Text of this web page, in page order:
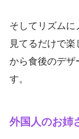
そしてリズムに
見てるだけで
から食後のデザ
す。
外国人のお姉